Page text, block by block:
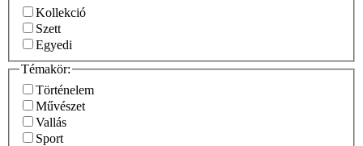
Kollekció
Szett
Egyedi
Témakör:
Történelem
Művészet
Vallás
Sport